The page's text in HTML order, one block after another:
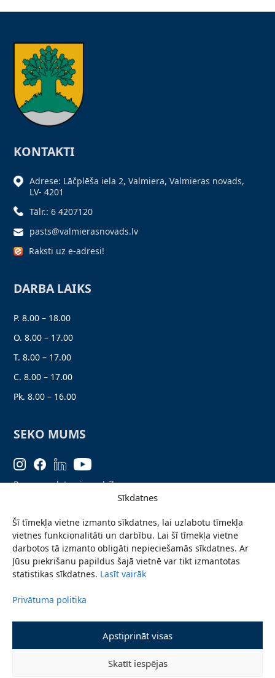
Sīkdatnes
Šī tīmekļa vietne izmanto sīkdatnes, lai uzlabotu tīmekļa
vietnes funkcionalitāti un darbību. Lai šī tīmekļa vietne
darbotos tā izmanto obligāti nepieciešamās sīkdatnes. Ar
Jūsu piekrišanu papildus šajā vietnē var tikt izmantotas
statistikas sīkdatnes. Lasīt vairāk
Privātuma politika
Apstiprināt visas
Skatīt iespējas
KONTAKTI
Adrese: Lāčplēša iela 2, Valmiera, Valmieras novads,
LV- 4201
Tālr.: 6 4207120
pasts@valmierasnovads.lv
Raksti uz e-adresi!
DARBA LAIKS
P. 8.00 – 18.00
O. 8.00 – 17.00
T. 8.00 – 17.00
C. 8.00 – 17.00
Pk. 8.00 – 16.00
SEKO MUMS
Personas datu aizsardzība
Ziņo par problēmu
Pieteikties jaunumiem
Piekļūstamības paziņojums
© 2026 Valmieras novada pašvaldība